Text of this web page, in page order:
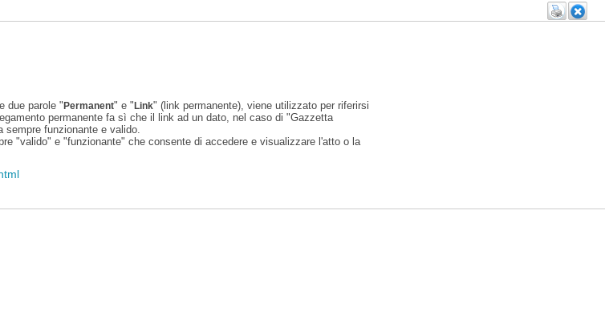
due parole "Permanent" e "Link" (link permanente), viene utilizzato per riferirsi
permanente fa sì che il link ad un dato, nel caso di "Gazzetta
sempre funzionante e valido.
"valido" e "funzionante" che consente di accedere e visualizzare l'atto o la